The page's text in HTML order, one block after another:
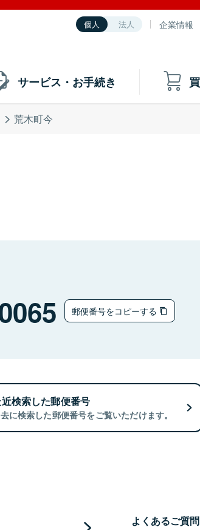
個人 法人 企業情報
サービス・お手続き
荒木町今
郵便番号をコピーする
検索した郵便番号
に検索した郵便番号をご覧いただけます。
よくあるご質